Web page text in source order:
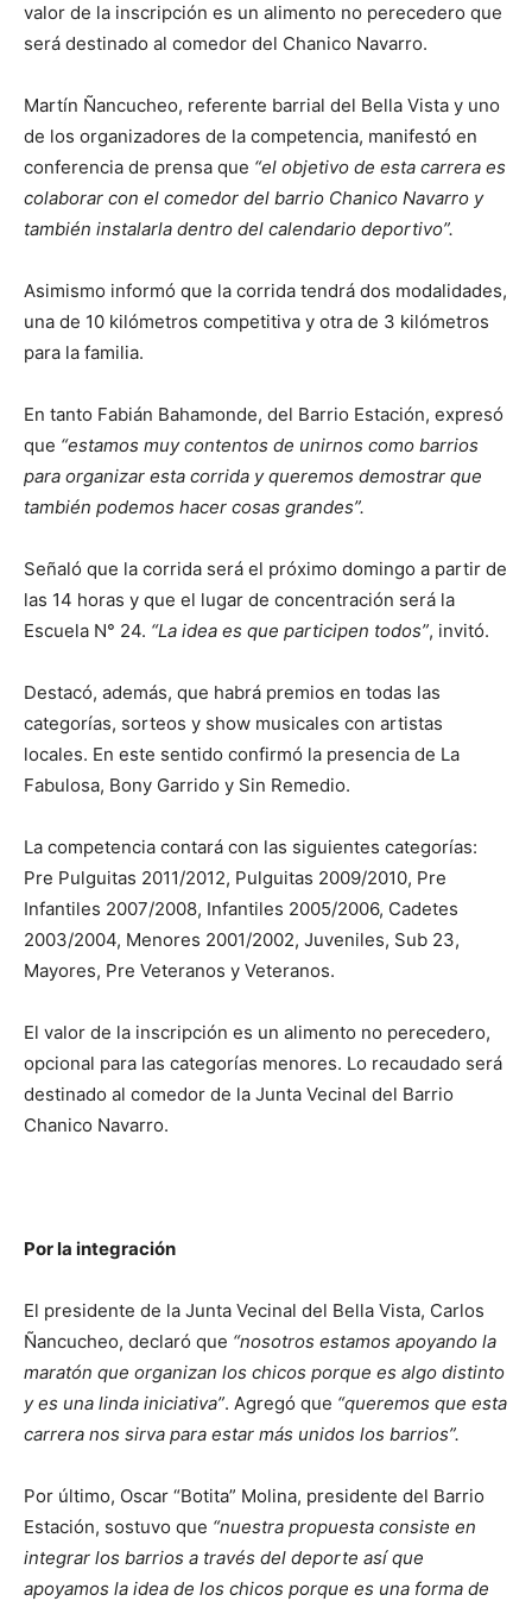
valor de la inscripción es un alimento no perecedero que
será destinado al comedor del Chanico Navarro.
Martín Ñancucheo, referente barrial del Bella Vista y uno
de los organizadores de la competencia, manifestó en
conferencia de prensa que “el objetivo de esta carrera es
colaborar con el comedor del barrio Chanico Navarro y
también instalarla dentro del calendario deportivo”.
Asimismo informó que la corrida tendrá dos modalidades,
una de 10 kilómetros competitiva y otra de 3 kilómetros
para la familia.
En tanto Fabián Bahamonde, del Barrio Estación, expresó
que “estamos muy contentos de unirnos como barrios
para organizar esta corrida y queremos demostrar que
también podemos hacer cosas grandes”.
Señaló que la corrida será el próximo domingo a partir de
las 14 horas y que el lugar de concentración será la
Escuela N° 24. “La idea es que participen todos”, invitó.
Destacó, además, que habrá premios en todas las
categorías, sorteos y show musicales con artistas
locales. En este sentido confirmó la presencia de La
Fabulosa, Bony Garrido y Sin Remedio.
La competencia contará con las siguientes categorías:
Pre Pulguitas 2011/2012, Pulguitas 2009/2010, Pre
Infantiles 2007/2008, Infantiles 2005/2006, Cadetes
2003/2004, Menores 2001/2002, Juveniles, Sub 23,
Mayores, Pre Veteranos y Veteranos.
El valor de la inscripción es un alimento no perecedero,
opcional para las categorías menores. Lo recaudado será
destinado al comedor de la Junta Vecinal del Barrio
Chanico Navarro.
Por la integración
El presidente de la Junta Vecinal del Bella Vista, Carlos
Ñancucheo, declaró que “nosotros estamos apoyando la
maratón que organizan los chicos porque es algo distinto
y es una linda iniciativa”. Agregó que “queremos que esta
carrera nos sirva para estar más unidos los barrios”.
Por último, Oscar “Botita” Molina, presidente del Barrio
Estación, sostuvo que “nuestra propuesta consiste en
integrar los barrios a través del deporte así que
apoyamos la idea de los chicos porque es una forma de